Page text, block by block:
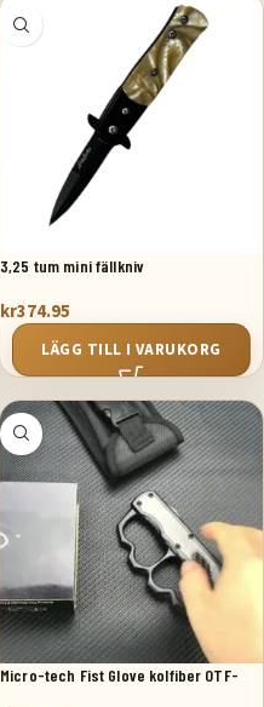
3,25 tum mini fällkniv
kr374.95
LÄGG TILL I VARUKORG
Micro-tech Fist Glove kolfiber OTF-